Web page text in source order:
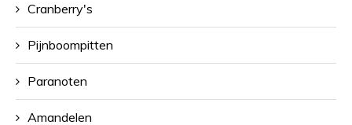
Cranberry's
Pijnboompitten
Paranoten
Amandelen